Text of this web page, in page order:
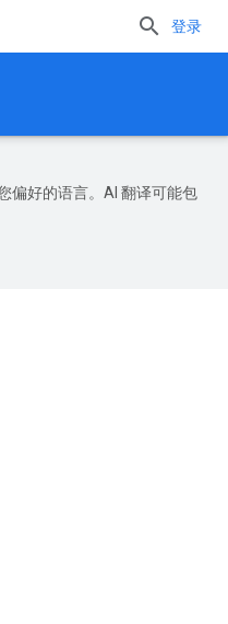
登录
偏好的语言。AI 翻译可能包